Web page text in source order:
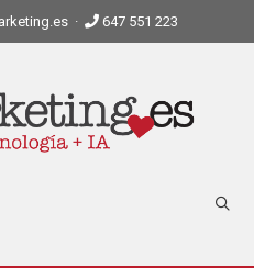
· 647 551 223